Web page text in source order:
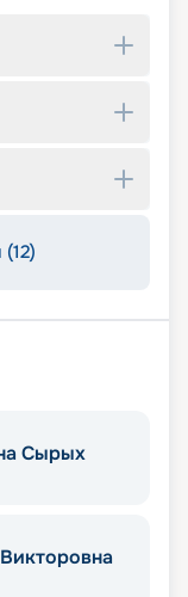
Сырых